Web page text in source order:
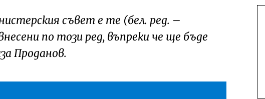
съвет е те (бел. ред. –
по този ред, въпреки че ще бъде
Проданов.